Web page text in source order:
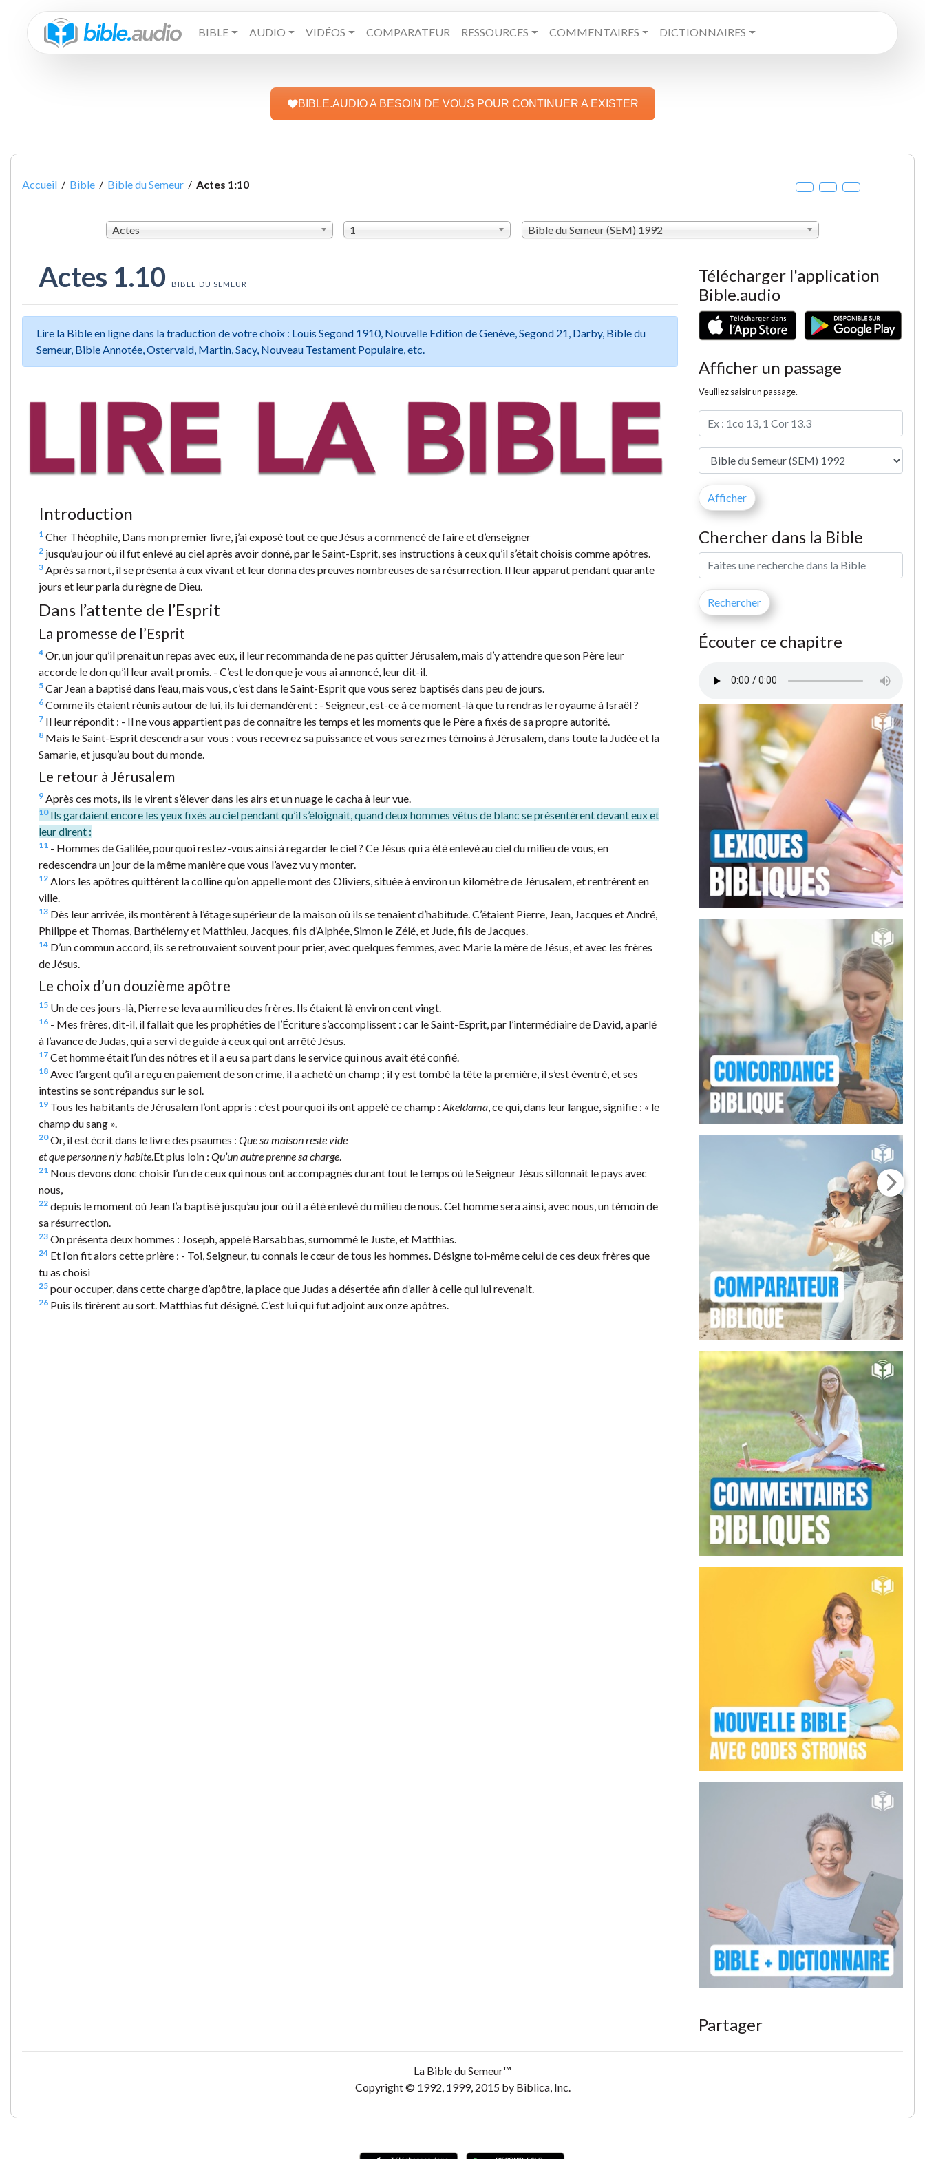
BIBLE AUDIO VIDÉOS COMPARATEUR RESSOURCES COMMENTAIRES DICTIONNAIRES
BIBLE.AUDIO A BESOIN DE VOUS POUR CONTINUER A EXISTER
Accueil / Bible / Bible du Semeur / Actes 1:10
Actes 1 Bible du Semeur (SEM) 1992
Actes 1.10 BIBLE DU SEMEUR
Lire la Bible en ligne dans la traduction de votre choix : Louis Segond 1910, Nouvelle Edition de Genève, Segond 21, Darby, Bible du
Semeur, Bible Annotée, Ostervald, Martin, Sacy, Nouveau Testament Populaire, etc.
Introduction
1 Cher Théophile, Dans mon premier livre, j’ai exposé tout ce que Jésus a commencé de faire et d’enseigner
2 jusqu’au jour où il fut enlevé au ciel après avoir donné, par le Saint-Esprit, ses instructions à ceux qu’il s’était choisis comme apôtres.
3 Après sa mort, il se présenta à eux vivant et leur donna des preuves nombreuses de sa résurrection. Il leur apparut pendant quarante
jours et leur parla du règne de Dieu.
Dans l’attente de l’Esprit
La promesse de l’Esprit
4 Or, un jour qu’il prenait un repas avec eux, il leur recommanda de ne pas quitter Jérusalem, mais d’y attendre que son Père leur
accorde le don qu’il leur avait promis. - C’est le don que je vous ai annoncé, leur dit-il.
5 Car Jean a baptisé dans l’eau, mais vous, c’est dans le Saint-Esprit que vous serez baptisés dans peu de jours.
6 Comme ils étaient réunis autour de lui, ils lui demandèrent : - Seigneur, est-ce à ce moment-là que tu rendras le royaume à Israël ?
7 Il leur répondit : - Il ne vous appartient pas de connaître les temps et les moments que le Père a fixés de sa propre autorité.
8 Mais le Saint-Esprit descendra sur vous : vous recevrez sa puissance et vous serez mes témoins à Jérusalem, dans toute la Judée et la
Samarie, et jusqu’au bout du monde.
Le retour à Jérusalem
9 Après ces mots, ils le virent s’élever dans les airs et un nuage le cacha à leur vue.
10Ils gardaient encore les yeux fixés au ciel pendant qu’il s’éloignait, quand deux hommes vêtus de blanc se présentèrent devant eux et
leur dirent :
11 - Hommes de Galilée, pourquoi restez-vous ainsi à regarder le ciel ? Ce Jésus qui a été enlevé au ciel du milieu de vous, en
redescendra un jour de la même manière que vous l’avez vu y monter.
12 Alors les apôtres quittèrent la colline qu’on appelle mont des Oliviers, située à environ un kilomètre de Jérusalem, et rentrèrent en
ville.
13 Dès leur arrivée, ils montèrent à l’étage supérieur de la maison où ils se tenaient d’habitude. C’étaient Pierre, Jean, Jacques et André,
Philippe et Thomas, Barthélemy et Matthieu, Jacques, fils d’Alphée, Simon le Zélé, et Jude, fils de Jacques.
14 D’un commun accord, ils se retrouvaient souvent pour prier, avec quelques femmes, avec Marie la mère de Jésus, et avec les frères
de Jésus.
Le choix d’un douzième apôtre
15 Un de ces jours-là, Pierre se leva au milieu des frères. Ils étaient là environ cent vingt.
16 - Mes frères, dit-il, il fallait que les prophéties de l’Écriture s’accomplissent : car le Saint-Esprit, par l’intermédiaire de David, a parlé
à l’avance de Judas, qui a servi de guide à ceux qui ont arrêté Jésus.
17 Cet homme était l’un des nôtres et il a eu sa part dans le service qui nous avait été confié.
18 Avec l’argent qu’il a reçu en paiement de son crime, il a acheté un champ ; il y est tombé la tête la première, il s’est éventré, et ses
intestins se sont répandus sur le sol.
19 Tous les habitants de Jérusalem l’ont appris : c’est pourquoi ils ont appelé ce champ : Akeldama , ce qui, dans leur langue, signifie : « le
champ du sang ».
20Or, il est écrit dans le livre des psaumes : Que sa maison reste vide
et que personne n’y habite Et plus loin : Qu’un autre prenne sa charge
21 Nous devons donc choisir l’un de ceux qui nous ont accompagnés durant tout le temps où le Seigneur Jésus sillonnait le pays avec
nous,
22 depuis le moment où Jean l’a baptisé jusqu’au jour où il a été enlevé du milieu de nous. Cet homme sera ainsi, avec nous, un témoin de
sa résurrection.
23 On présenta deux hommes : Joseph, appelé Barsabbas, surnommé le Juste, et Matthias.
24 Et l’on fit alors cette prière : - Toi, Seigneur, tu connais le cœur de tous les hommes. Désigne toi-même celui de ces deux frères que
tu as choisi
25 pour occuper, dans cette charge d’apôtre, la place que Judas a désertée afin d’aller à celle qui lui revenait.
26 Puis ils tirèrent au sort. Matthias fut désigné. C’est lui qui fut adjoint aux onze apôtres.
Télécharger l'application
Bible.audio
Afficher un passage
Veuillez saisir un passage.
Chercher dans la Bible
Écouter ce chapitre
Partager
La Bible du Semeur™
Copyright © 1992, 1999, 2015 by Biblica, Inc.